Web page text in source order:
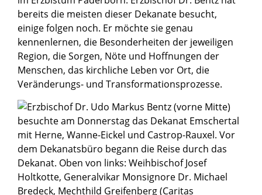
bereits die meisten dieser Dekanate besucht,
einige folgen noch. Er möchte sie genau
kennenlernen, die Besonderheiten der jeweiligen
Region, die Sorgen, Nöte und Hoffnungen der
Menschen, das kirchliche Leben vor Ort, die
Veränderungs- und Transformationsprozesse.